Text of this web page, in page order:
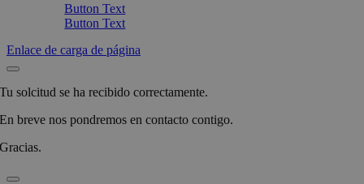
Button Text
Button Text
Enlace de carga de página
Tu solcitud se ha recibido correctamente.
En breve nos pondremos en contacto contigo.
Gracias.